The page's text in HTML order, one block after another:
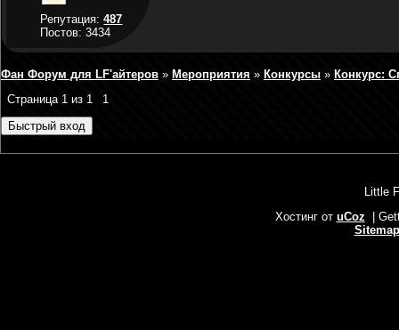
Репутация:487
Постов: 3434
Фан Форум для LF'айтеров » Мероприятия » Конкурсы » Конкурс:
Страница 1 из 1 1
Little
Хостинг от uCoz
|